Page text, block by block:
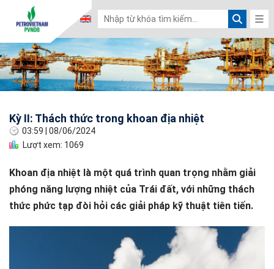
Kỳ II: Thách thức trong khoan địa nhiệt
03:59 | 08/06/2024
Lượt xem: 1069
Khoan địa nhiệt là một quá trình quan trọng nhằm giải
phóng năng lượng nhiệt của Trái đất, với những thách
thức phức tạp đòi hỏi các giải pháp kỹ thuật tiên tiến.